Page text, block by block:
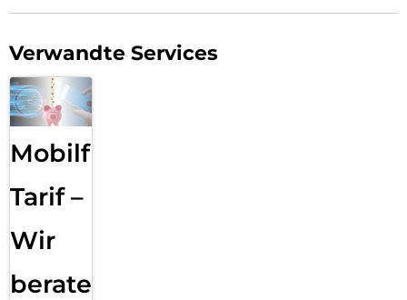
Verwandte Services
Mobilfunk
Tarif –
Wir
beraten